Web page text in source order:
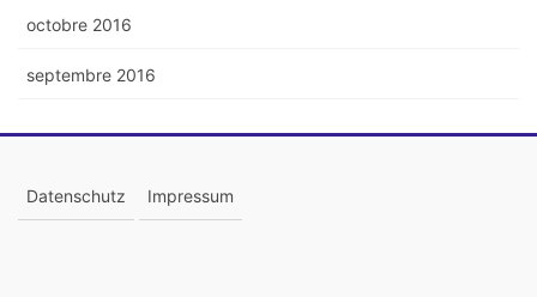
octobre 2016
septembre 2016
Datenschutz Impressum